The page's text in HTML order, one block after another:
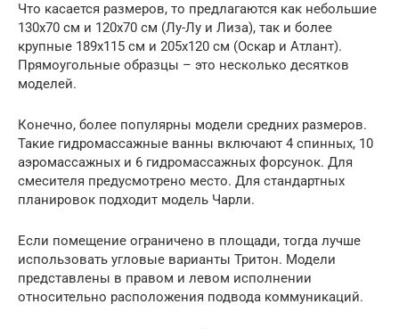
Что касается размеров, то предлагаются как небольшие
130х70 см и 120х70 см (Лу-Лу и Лиза), так и более
крупные 189х115 см и 205х120 см (Оскар и Атлант).
Прямоугольные образцы – это несколько десятков
моделей.
Конечно, более популярны модели средних размеров.
Такие гидромассажные ванны включают 4 спинных, 10
аэромассажных и 6 гидромассажных форсунок. Для
смесителя предусмотрено место. Для стандартных
планировок подходит модель Чарли.
Если помещение ограничено в площади, тогда лучше
использовать угловые варианты Тритон. Модели
представлены в правом и левом исполнении
относительно расположения подвода коммуникаций.